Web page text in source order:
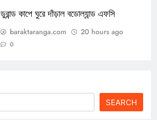
ডুরান্ড কাপে ঘুরে দাঁড়াল বডোল্যান্ড এফসি
baraktaranga.com 20 hours ago
0
SEARCH